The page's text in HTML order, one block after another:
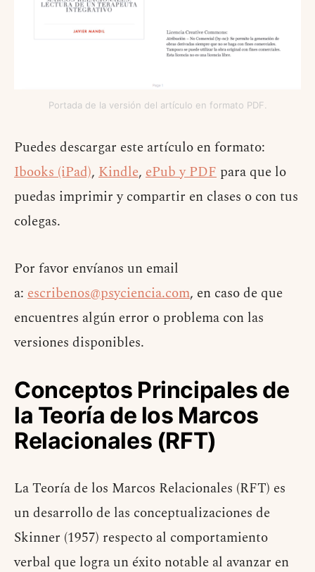
Portada de la versión del artículo en formato PDF.
Puedes descargar este artículo en formato:
Ibooks (iPad), Kindle, ePub y PDF para que lo
puedas imprimir y compartir en clases o con tus
colegas.
Por favor envíanos un email
a: escribenos@psyciencia.com, en caso de que
encuentres algún error o problema con las
versiones disponibles.
Conceptos Principales de
la Teoría de los Marcos
Relacionales (RFT)
La Teoría de los Marcos Relacionales (RFT) es
un desarrollo de las conceptualizaciones de
Skinner (1957) respecto al comportamiento
verbal que logra un éxito notable al avanzar en